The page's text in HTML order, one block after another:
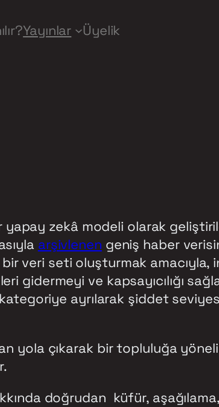
Yayınlar Üyelik
zekâ modeli olarak
arşivlenen geniş haber
veri seti oluşturmak amacıyla,
gidermeyi ve kapsayıcılığı
ayrılarak şiddet seviyesi
yola çıkarak bir topluluğa
doğrudan küfür,